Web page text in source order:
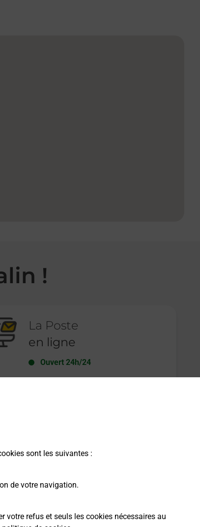
sont les suivantes :
de votre navigation.
votre refus et seuls les cookies nécessaires au
!
La Poste
en ligne
Ouvert 24h/24